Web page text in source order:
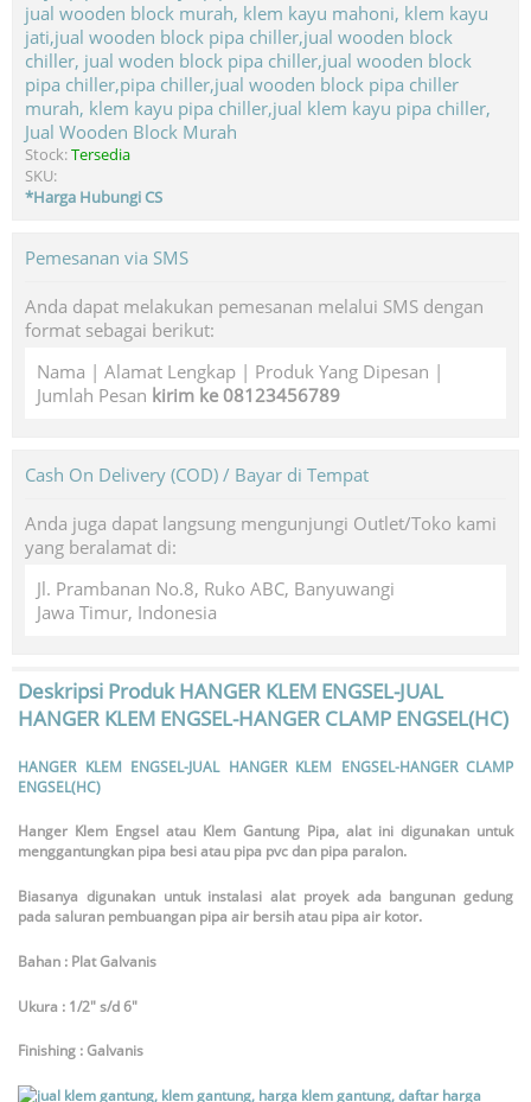
Jual Wooden Block Murah
Stock:Tersedia
SKU:
*Harga Hubungi CS
Pemesanan via SMS
Anda dapat melakukan pemesanan melalui SMS dengan
format sebagai berikut:
Nama | Alamat Lengkap | Produk Yang Dipesan |
Jumlah Pesan kirim ke 08123456789
Cash On Delivery (COD) / Bayar di Tempat
Anda juga dapat langsung mengunjungi Outlet/Toko kami
yang beralamat di:
Jl. Prambanan No.8, Ruko ABC, Banyuwangi
Jawa Timur, Indonesia
Deskripsi ProdukHANGER KLEM ENGSEL-JUAL
HANGER KLEM ENGSEL-HANGER CLAMP ENGSEL(HC)
HANGER KLEM ENGSEL-JUAL HANGER KLEM ENGSEL-HANGER CLAMP
ENGSEL(HC)
Hanger Klem Engsel atau Klem Gantung Pipa, alat ini digunakan untuk
menggantungkan pipa besi atau pipa pvc dan pipa paralon.
Biasanya digunakan untuk instalasi alat proyek ada bangunan gedung
pada saluran pembuangan pipa air bersih atau pipa air kotor.
Bahan : Plat Galvanis
Ukura : 1/2″ s/d 6″
Finishing : Galvanis